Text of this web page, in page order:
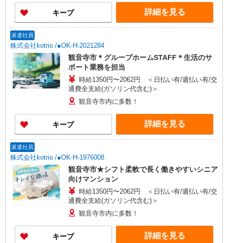
にご相談ください。 ◆交通費：別途全額支給 ※当
社規定あり
キープ 詳細を見る
派遣社員
株式会社kotrio /●OK-H-2021284
観音寺市＊グループホームSTAFF＊生活のサ
ポート業務を担当
時給1350円〜2062円 ＜日払い有/週払い有/交
通費全支給(ガソリン代含む)＞
観音寺市内に多数！
キープ 詳細を見る
派遣社員
株式会社kotrio /●OK-H-1976008
観音寺市★シフト柔軟で長く働きやすいシニア
向けマンション
時給1350円〜2062円 ＜日払い有/週払い有/交
通費全支給(ガソリン代含む)＞
観音寺市内に多数！
キープ 詳細を見る